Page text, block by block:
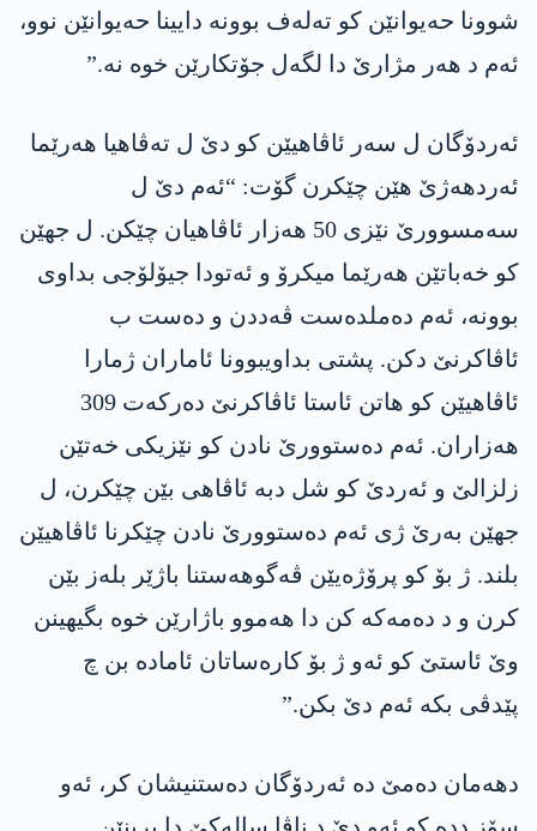
شوونا حەیوانێن کو تەلەف بوونە دایینا حەیوانێن نوو،
ئەم د ھەر مژارێ دا لگەل جۆتکارێن خوە نە.”
ئەردۆگان ل سەر ئاڤاھیێن کو دێ ل تەڤاھیا ھەرێما
ئەردھەژێ هێن چێکرن گۆت: “ئەم دێ ل
سەمسوورێ نێزی 50 ھەزار ئاڤاھیان چێکن. ل جھێن
کو خەباتێن ھەرێما میکرۆ و ئەتودا جیۆلۆجی بداوی
بوونە، ئەم دەملدەست ڤەددن و دەست ب
ئاڤاکرنێ دکن. پشتی بداویبوونا ئاماران ژمارا
ئاڤاھیێن کو ھاتن ئاستا ئاڤاکرنێ دەرکەت 309
ھەزاران. ئەم دەستوورێ نادن کو نێزیکی خەتێن
زلزالێ و ئەردێ کو شل دبە ئاڤاھی بێن چێکرن، ل
جھێن بەرێ ژی ئەم دەستوورێ نادن چێکرنا ئاڤاھیێن
بلند. ژ بۆ کو پرۆژەیێن ڤەگوھەستنا باژێر بلەز بێن
کرن و د دەمەکە کن دا ھەموو باژارێن خوە بگیھینن
وێ ئاستێ کو ئەو ژ بۆ کارەساتان ئامادە بن چ
پێدڤی بکە ئەم دێ بکن.”
دھەمان دەمێ دە ئەردۆگان دەستنیشان کر، ئەو